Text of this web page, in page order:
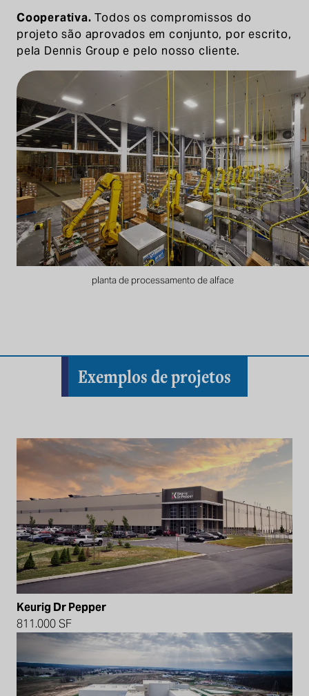
Cooperativa. Todos os compromissos do
projeto são aprovados em conjunto, por escrito,
pela Dennis Group e pelo nosso cliente.
planta de processamento de alface
Exemplos de projetos
Keurig Dr Pepper
811.000 SF